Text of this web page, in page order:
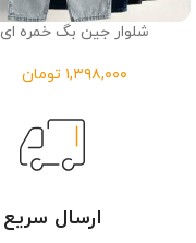
شلوار جین بگ خمره ای
تومان
ارسال سریع